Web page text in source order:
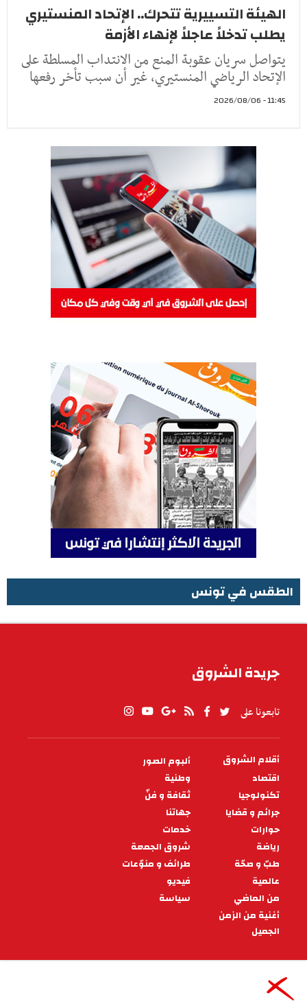
الهيئة التسييرية تتحرك.. الإتحاد المنستيري
يطلب تدخلاً عاجلاً لإنهاء الأزمة
يتواصل سريان عقوبة المنع من الانتداب المسلطة على
الإتحاد الرياضي المنستيري، غير أن سبب تأخر رفعها
11:45 - 2026/08/06
الطقس في تونس
جريدة الشروق
تابعونا على
PIED
DE
PAGE
أقلام الشروق
ألبوم الصور
اقتصاد
وطنية
تكنولوجيا
ثقافة و فنّ
جرائم و قضايا
جهاتنا
حوارات
خدمات
رياضة
شروق الجمعة
طبّ و صحّة
طرائف و منوّعات
عالمية
فيديو
من الماضي
سياسة
أغنية من الزمن
الجميل